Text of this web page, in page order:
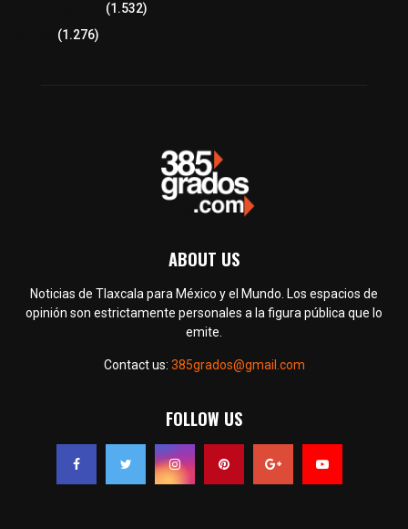
(1.532)
(1.276)
ABOUT US
Noticias de Tlaxcala para México y el Mundo. Los espacios de
opinión son estrictamente personales a la figura pública que lo
emite.
Contact us: 385grados@gmail.com
FOLLOW US